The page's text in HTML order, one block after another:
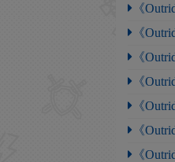
《
《
《
《
《
《
《